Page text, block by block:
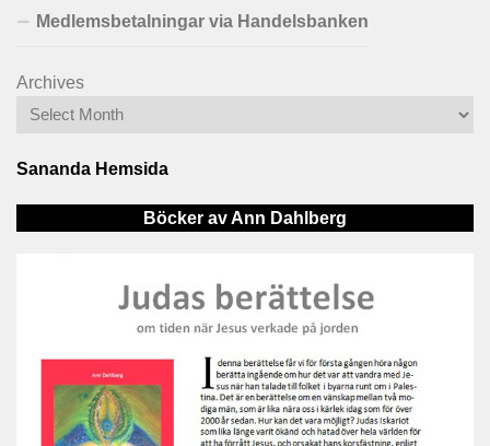
Medlemsbetalningar via Handelsbanken
Archives
Sananda Hemsida
Böcker av Ann Dahlberg